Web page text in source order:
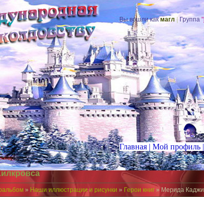
Вы вошли как магл Группа "
Главная | Мой профиль |
» Наши иллюстрации и рисунки » Герои книг » Мерида Каджи